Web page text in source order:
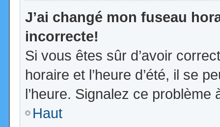
J’ai changé mon fuseau
incorrecte!
Si vous êtes sûr d’avoir
horaire et l’heure d’été, il se
l’heure. Signalez ce problème
Haut